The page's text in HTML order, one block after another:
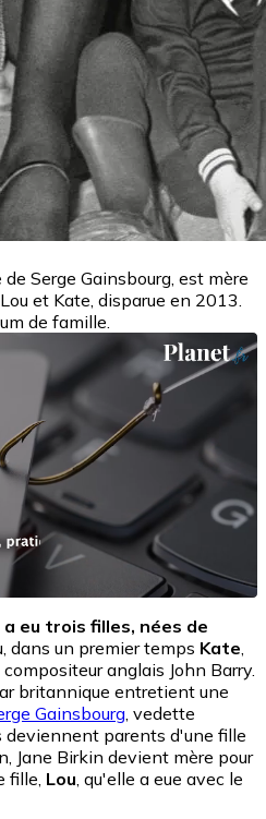
Serge Gainsbourg, est mère
et Kate, disparue en 2013.
de famille.
eu trois filles, nées de
dans un premier temps Kate
anglais John Barry.
britannique entretient une
Gainsbourg , vedette
deviennent parents d'une fille
Jane Birkin devient mère pour
fille, Lou , qu'elle a eue avec le